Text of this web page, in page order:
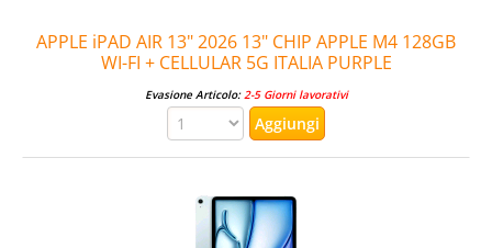
APPLE iPAD AIR 13" 2026 13" CHIP APPLE M4 128GB
WI-FI + CELLULAR 5G ITALIA PURPLE
Evasione Articolo:2-5 Giorni lavorativi